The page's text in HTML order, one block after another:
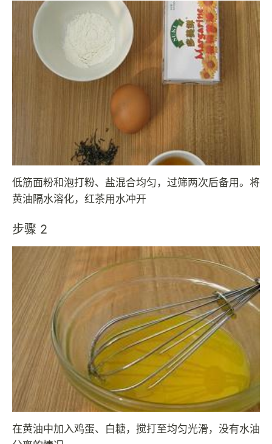
低筋面粉和泡打粉、盐混合均匀，过筛两次后备用。将
黄油隔水溶化，红茶用水冲开
步骤 2
在黄油中加入鸡蛋、白糖，搅打至均匀光滑，没有水油